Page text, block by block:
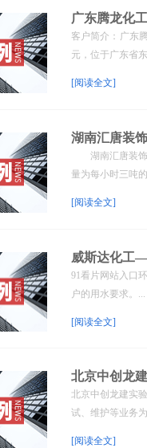
广东腾龙化
客户简介： 广东
元，位于广东省
[阅读全文]
湖南汇唐装
湖南汇唐装饰
量为每小时三吨
[阅读全文]
威斯达化工
91看片网站入口
户的用水要求。...
[阅读全文]
北京中创龙
北京中创龙建实
试、维护等业务
[阅读全文]